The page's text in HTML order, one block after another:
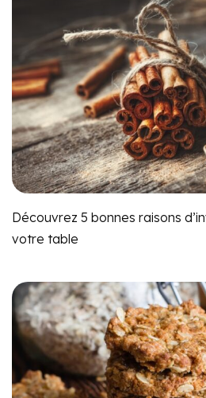
Découvrez 5 bonnes raisons
votre table